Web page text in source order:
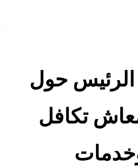
الرئيس حول
تكافل